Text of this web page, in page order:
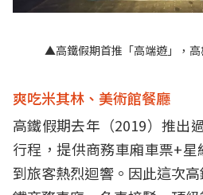
▲高鐵假期首推「高端遊」，高
爽吃米其林、美術館餐廳
高鐵假期去年（2019）推出
行程，提供商務車廂車票+
到旅客熱烈迴響。因此這次